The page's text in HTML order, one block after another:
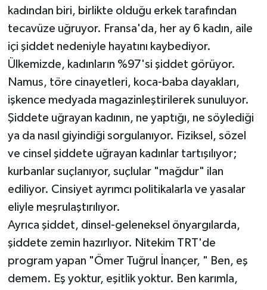
kadından biri, birlikte olduğu erkek tarafından
tecavüze uğruyor. Fransa'da, her ay 6 kadın, aile
içi şiddet nedeniyle hayatını kaybediyor.
Ülkemizde, kadınların %97'si şiddet görüyor.
Namus, töre cinayetleri, koca-baba dayakları,
işkence medyada magazinleştirilerek sunuluyor.
Şiddete uğrayan kadının, ne yaptığı, ne söylediği
ya da nasıl giyindiği sorgulanıyor. Fiziksel, sözel
ve cinsel şiddete uğrayan kadınlar tartışılıyor;
kurbanlar suçlanıyor, suçlular "mağdur" ilan
ediliyor. Cinsiyet ayrımcı politikalarla ve yasalar
eliyle meşrulaştırılıyor.
Ayrıca şiddet, dinsel-geleneksel önyargılarda,
şiddete zemin hazırlıyor. Nitekim TRT'de
program yapan "Ömer Tuğrul İnançer, " Ben, eş
demem. Eş yoktur, eşitlik yoktur. Ben karımla,